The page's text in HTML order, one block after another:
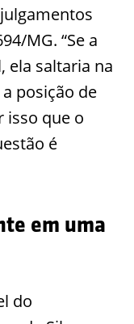
MG. “Se a
ela saltaria na
posição de
isso que o
é
em uma
do